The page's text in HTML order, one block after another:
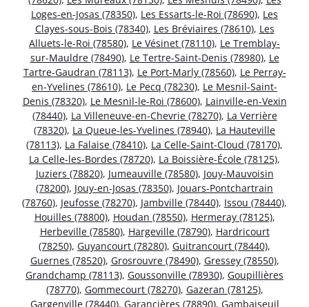
Loges-en-Josas (78350), Les Essarts-le-Roi (78690), Les
Clayes-sous-Bois (78340), Les Bréviaires (78610), Les
Alluets-le-Roi (78580), Le Vésinet (78110), Le Tremblay-
sur-Mauldre (78490), Le Tertre-Saint-Denis (78980), Le
Tartre-Gaudran (78113), Le Port-Marly (78560), Le Perray-
en-Yvelines (78610), Le Pecq (78230), Le Mesnil-Saint-
Denis (78320), Le Mesnil-le-Roi (78600), Lainville-en-Vexin
(78440), La Villeneuve-en-Chevrie (78270), La Verrière
(78320), La Queue-les-Yvelines (78940), La Hauteville
(78113), La Falaise (78410), La Celle-Saint-Cloud (78170),
La Celle-les-Bordes (78720), La Boissière-École (78125),
Juziers (78820), Jumeauville (78580), Jouy-Mauvoisin
(78200), Jouy-en-Josas (78350), Jouars-Pontchartrain
(78760), Jeufosse (78270), Jambville (78440), Issou (78440),
Houilles (78800), Houdan (78550), Hermeray (78125),
Herbeville (78580), Hargeville (78790), Hardricourt
(78250), Guyancourt (78280), Guitrancourt (78440),
Guernes (78520), Grosrouvre (78490), Gressey (78550),
Grandchamp (78113), Goussonville (78930), Goupillières
(78770), Gommecourt (78270), Gazeran (78125),
Gargenville (78440), Garancières (78890), Gambaiseuil